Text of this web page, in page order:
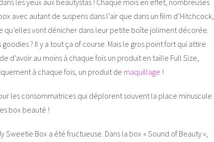
les yeux aux beautystas ! Chaque mois en effet, nombreuses
avec autant de suspens dans l’air que dans un film d’Hitchcock,
qu’elles vont dénicher dans leur petite boîte joliment décorée.
? Il y a tout ça of course. Mais le gros point fort qui attire
d’avoir au moins à chaque fois un produit en taille Full Size,
à chaque fois, un produit de maquillage !
les consommatrices qui déplorent souvent la place minuscule
box beauté !
Sweetie Box a été fructueuse. Dans la box « Sound of Beauty »,